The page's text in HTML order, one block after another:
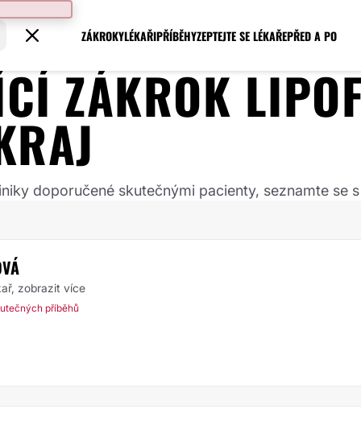
ZÁKROKYLÉKAŘIPŘÍBĚHYZEPTEJTE SE LÉKAŘEPŘED A PO
ZÁKROK
doporučené skutečnými pacienty, seznamte se
zobrazit více
příběhů